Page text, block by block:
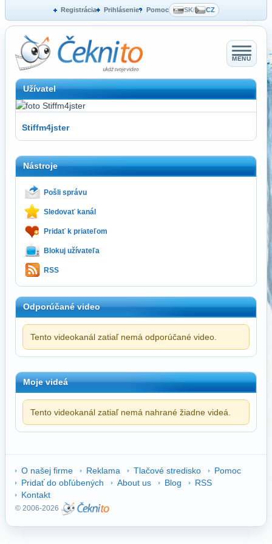
Registrácia Prihlásenie Pomoc SK/ CZ
MENU
Užívatel
Stiffm4jster
Nástroje
Pošli správu
Sledovať kanál
Pridať k priateľom
Blokuj užívateľa
RSS
Odporúčané video
Tento videokanál zatiaľ nemá odporúčané video.
Moje videá
Tento videokanál zatiaľ nemá nahrané žiadne videá.
O našej firme Reklama Tlačové stredisko
Pomoc
Pridať do obľúbených
About us Blog
RSS
Kontakt
© 2006-2026